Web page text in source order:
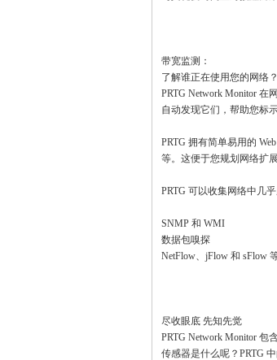
带宽监测：
了解谁正在使用您的网络
PRTG Network Monitor
自动发现它们，帮助您标
PRTG 拥有简单易用的
等。这便于您规划网络扩
PRTG 可以收集网络中几
SNMP 和 WMI
数据包嗅探
NetFlow、jFlow 和 sFlow
尽收眼底 先知先觉
PRTG Network Monitor 包
传感器是什么呢？PRTG